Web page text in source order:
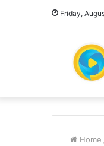
Friday,
Home